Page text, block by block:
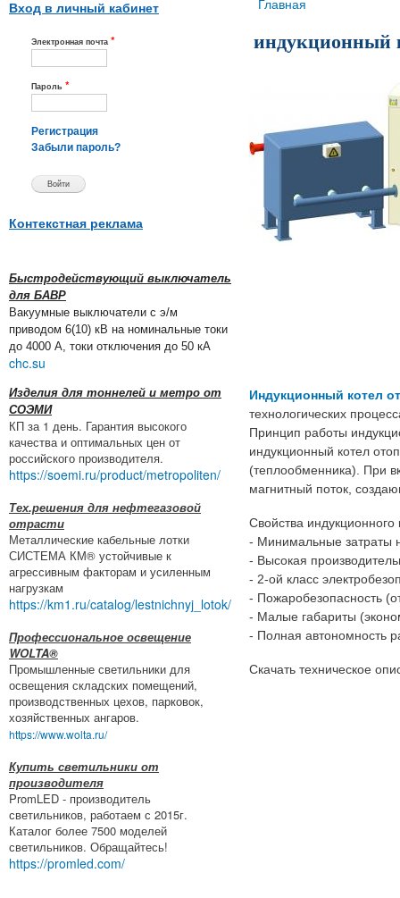
Вход в личный кабинет
Электронная почта *
Пароль *
Регистрация
Забыли пароль?
Контекстная реклама
Быстродействующий выключатель
для БАВР
Вакуумные выключатели с э/м
приводом 6(10) кВ на номинальные токи
до 4000 А, токи отключения до 50 кА
chc.su
Изделия для тоннелей и метро от
СОЭМИ
КП за 1 день. Гарантия высокого
качества и оптимальных цен от
российского производителя.
https://soemi.ru/product/metropoliten/
Тех.решения для нефтегазовой
отрасти
Металлические кабельные лотки
СИСТЕМА КМ® устойчивые к
агрессивным факторам и усиленным
нагрузкам
https://km1.ru/catalog/lestnichnyj_lotok/
Профессиональное освещение
WOLTA®
Промышленные светильники для
освещения складских помещений,
производственных цехов, парковок,
хозяйственных ангаров.
https://www.wolta.ru/
Купить светильники от
производителя
PromLED - производитель
светильников, работаем с 2015г.
Каталог более 7500 моделей
светильников. Обращайтесь!
https://promled.com/
Вы здесь
Главная
индукционный
Индукционный котел
технологических
Принцип работы
индукционный котел
(теплообменника). При
магнитный поток,
Свойства индукционного
- Минимальные затраты
- Высокая
- 2-ой класс
- Пожаробезопасность
- Малые габариты
- Полная автономность
Скачать техническое